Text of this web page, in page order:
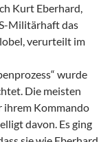
Kurt Eberhard,
Militärhaft das
verurteilt im
wurde
Die meisten
ihrem Kommando
davon. Es ging